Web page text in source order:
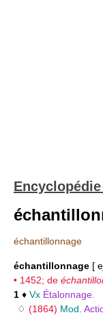
échantillonnage
échantillonnage [
• 1452; de
1 ♦ Vx Étalonnage.
♢ (1864) Mod.